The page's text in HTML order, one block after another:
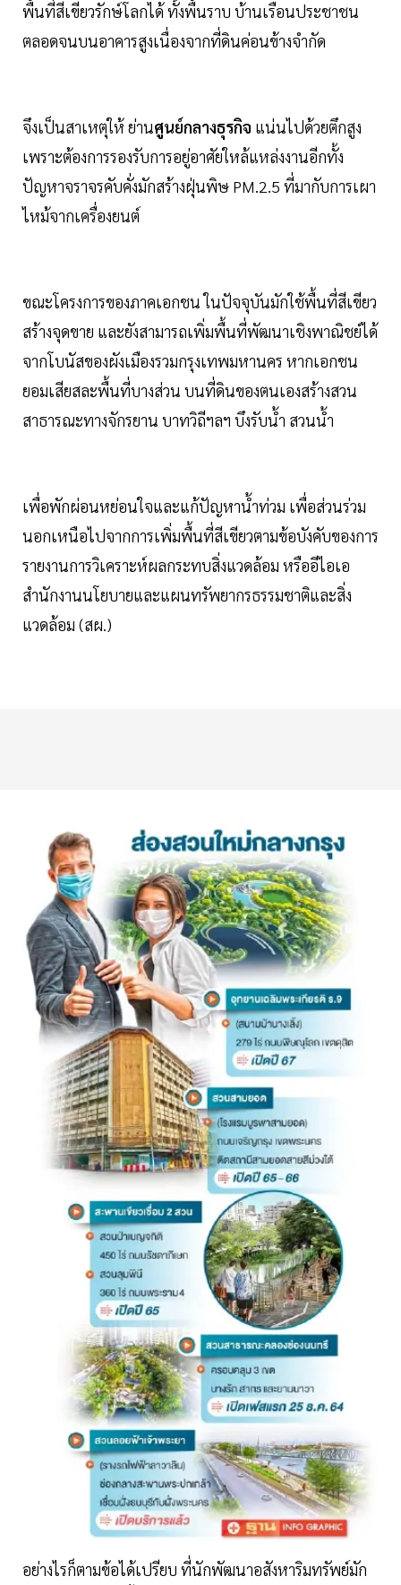
พื้นที่สีเขียวรักษ์โลกได้ ทั้งพื้นราบ บ้านเรือนประชาชน
ตลอดจนบนอาคารสูงเนื่องจากที่ดินค่อนข้างจำกัด
จึงเป็นสาเหตุให้ ย่านศูนย์กลางธุรกิจ แน่นไปด้วยตึกสูง
เพราะต้องการรองรับการอยู่อาศัยใหล้แหล่งงานอีกทั้ง
ปัญหาจราจรคับคั่งมักสร้างฝุ่นพิษ PM.2.5 ที่มากับการเผา
ไหม้จากเครื่องยนต์
ขณะโครงการของภาคเอกชน ในปัจจุบันมักใช้พื้นที่สีเขียว
สร้างจุดขาย และยังสามารถเพิ่มพื้นที่พัฒนาเชิงพาณิชย์ได้
จากโบนัสของผังเมืองรวมกรุงเทพมหานคร หากเอกชน
ยอมเสียสละพื้นที่บางส่วน บนที่ดินของตนเองสร้างสวน
สาธารณะทางจักรยาน บาทวิถีฯลฯ บึงรับน้ำ สวนน้ำ
เพื่อพักผ่อนหย่อนใจและแก้ปัญหาน้ำท่วม เพื่อส่วนร่วม
นอกเหนือไปจากการเพิ่มพื้นที่สีเขียวตามข้อบังคับของการ
รายงานการวิเคราะห์ผลกระทบสิ่งแวดล้อม หรืออีไอเอ
สำนักงานนโยบายและแผนทรัพยากรธรรมชาติและสิ่ง
แวดล้อม (สผ.)
อย่างไรก็ตามข้อได้เปรียบ ที่นักพัฒนาอสังหาริมทรัพย์มัก